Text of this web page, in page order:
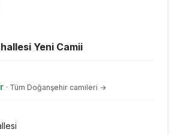
Yeni Camii
· Tüm Doğanşehir camileri →